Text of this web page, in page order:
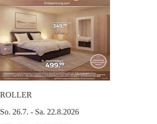
ROLLER
So. 26.7. - Sa. 22.8.2026